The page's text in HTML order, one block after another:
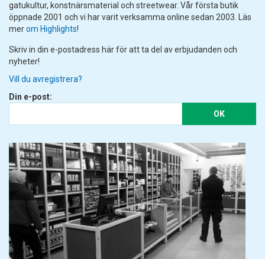
gatukultur, konstnärsmaterial och streetwear. Vår första butik
öppnade 2001 och vi har varit verksamma online sedan 2003. Läs
merom Highlights!
Skriv in din e-postadress här för att ta del av erbjudanden och
nyheter!
Vill du avregistrera?
Din e-post:
OK